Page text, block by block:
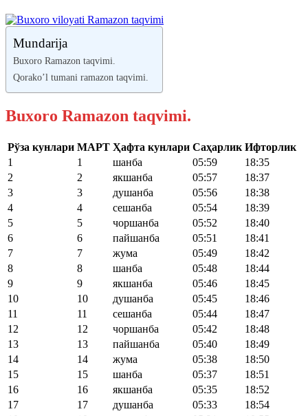
Mundarija
Buxoro Ramazon taqvimi.
Qorako’l tumani ramazon taqvimi.
Buxoro Ramazon taqvimi.
Рўза кунлари МАРТ Ҳафта кунлари Саҳарлик Ифторлик
1
1 шанба 05:59
18:35
2
2 якшанба 05:57
18:37
3
3 душанба 05:56
18:38
4
4 сешанба 05:54
18:39
5
5 чоршанба 05:52
18:40
6
6 пайшанба 05:51
18:41
7
7 жума 05:49
18:42
8
8 шанба 05:48
18:44
9
9 якшанба 05:46
18:45
10
10 душанба 05:45
18:46
11
11 сешанба 05:44
18:47
12
12 чоршанба 05:42
18:48
13
13 пайшанба 05:40
18:49
14
14 жума 05:38
18:50
15
15 шанба 05:37
18:51
16
16 якшанба 05:35
18:52
17
17 душанба 05:33
18:54